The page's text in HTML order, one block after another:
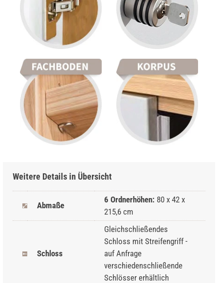
Weitere Details in Übersicht
Abmaße
6 Ordnerhöhen: 80 x 42 x
215,6 cm
Schloss
Gleichschließendes
Schloss mit Streifengriff -
auf Anfrage
verschiedenschließende
Schlösser erhältlich